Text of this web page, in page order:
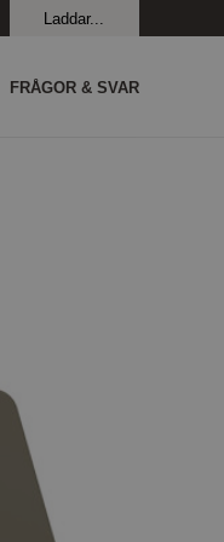
Laddar...
FRÅGOR & SVAR